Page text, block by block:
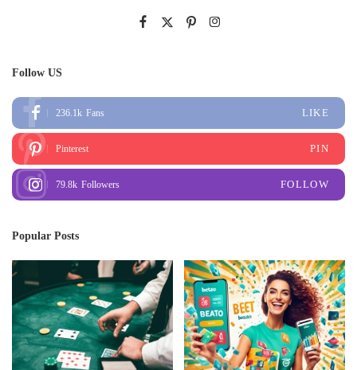
Follow US
236.1k Fans LIKE
Pinterest PIN
79.8k Followers FOLLOW
Popular Posts